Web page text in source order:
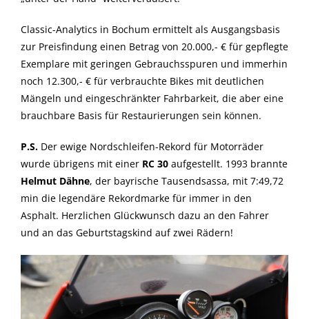
Classic-Analytics in Bochum ermittelt als Ausgangsbasis
zur Preisfindung einen Betrag von 20.000,- € für gepflegte
Exemplare mit geringen Gebrauchsspuren und immerhin
noch 12.300,- € für verbrauchte Bikes mit deutlichen
Mängeln und eingeschränkter Fahrbarkeit, die aber eine
brauchbare Basis für Restaurierungen sein können.
P.S. Der ewige Nordschleifen-Rekord für Motorräder
wurde übrigens mit einer RC 30 aufgestellt. 1993 brannte
Helmut Dähne, der bayrische Tausendsassa, mit 7:49,72
min die legendäre Rekordmarke für immer in den
Asphalt. Herzlichen Glückwunsch dazu an den Fahrer
und an das Geburtstagskind auf zwei Rädern!